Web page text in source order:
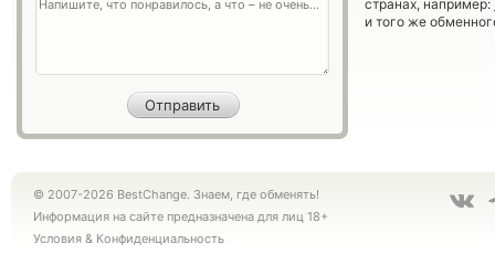
странах, например:
и того же
© 2007-2026 BestChange. Знаем, где обменять!
Информация на сайте предназначена для лиц 18+
Условия & Конфиденциальность